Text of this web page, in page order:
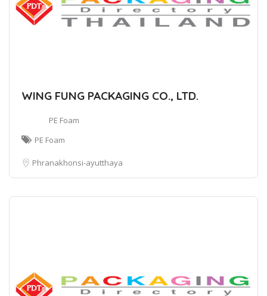
WING FUNG PACKAGING CO., LTD.
PE Foam
PE Foam
Phranakhonsi-ayutthaya